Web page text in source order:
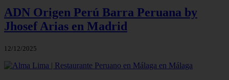
ADN Origen Perú Barra Peruana by
Jhosef Arias en Madrid
12/12/2025